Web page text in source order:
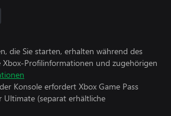
die Sie starten, erhalten während des
Xbox-Profilinformationen und zugehörigen
Konsole erfordert Xbox Game Pass
Ultimate (separat erhältliche